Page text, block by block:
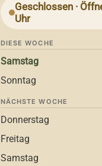
Geschlossen ·
Uhr
DIESE WOCHE
Samstag
Sonntag
NÄCHSTE WOCHE
Donnerstag
Freitag
Samstag